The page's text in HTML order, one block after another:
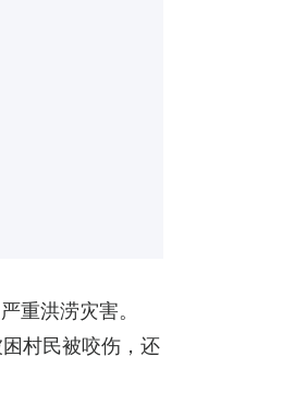
重洪涝灾害。
村民被咬伤，还